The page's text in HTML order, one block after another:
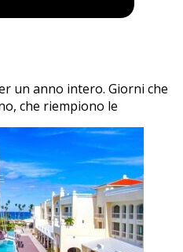
un anno intero. Giorni che
che riempiono le